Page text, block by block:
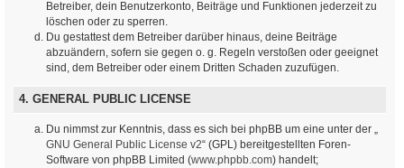
Betreiber, dein Benutzerkonto, Beiträge und Funktionen jederzeit zu
löschen oder zu sperren.
Du gestattest dem Betreiber darüber hinaus, deine Beiträge
abzuändern, sofern sie gegen o. g. Regeln verstoßen oder geeignet
sind, dem Betreiber oder einem Dritten Schaden zuzufügen.
4. GENERAL PUBLIC LICENSE
Du nimmst zur Kenntnis, dass es sich bei phpBB um eine unter der „
GNU General Public License v2“ (GPL) bereitgestellten Foren-
Software von phpBB Limited (www.phpbb.com) handelt;